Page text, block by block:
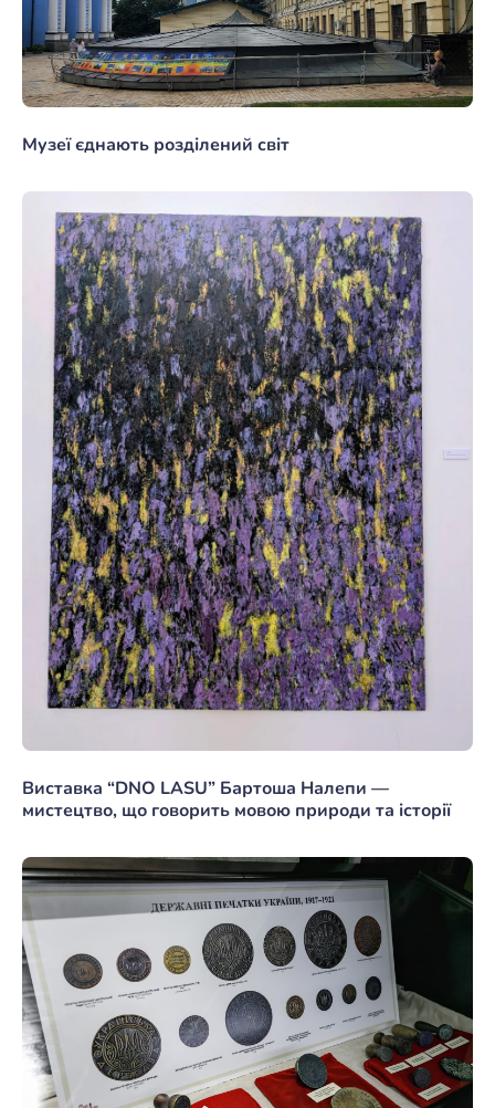
Музеї єднають розділений світ
Виставка “DNO LASU” Бартоша Налепи —
мистецтво, що говорить мовою природи та історії